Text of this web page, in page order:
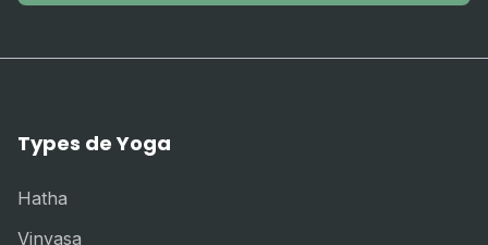
Types de Yoga
Hatha
Vinyasa